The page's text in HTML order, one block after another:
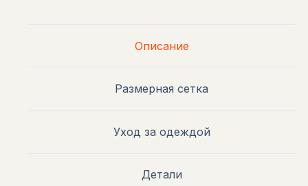
Описание
Размерная сетка
Уход за одеждой
Детали